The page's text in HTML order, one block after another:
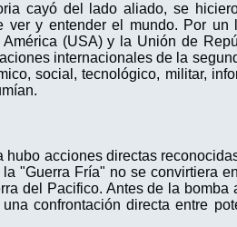
cayó del lado aliado, se
y entender el mundo. Por un
(USA) y la Unión de
internacionales de la
social, tecnológico, militar,
acciones directas
"Guerra Fría" no se convirtiera
del Pacifico. Antes de la bomba
confrontación directa entre